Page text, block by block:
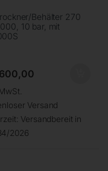
Behälter 270
10 bar, mit
Versand
Versandbereit in
2026